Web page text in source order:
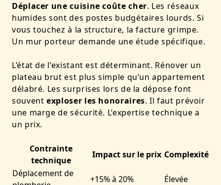
Déplacer une cuisine coûte cher. Les réseaux
humides sont des postes budgétaires lourds. Si
vous touchez à la structure, la facture grimpe.
Un mur porteur demande une étude spécifique.
L’état de l’existant est déterminant. Rénover un
plateau brut est plus simple qu’un appartement
délabré. Les surprises lors de la dépose font
souventexploser les honoraires. Il faut prévoir
une marge de sécurité. L’expertise technique a
un prix.
Contrainte
technique
Impact sur le prix Complexité
Déplacement de
+15% à 20%
Élevée